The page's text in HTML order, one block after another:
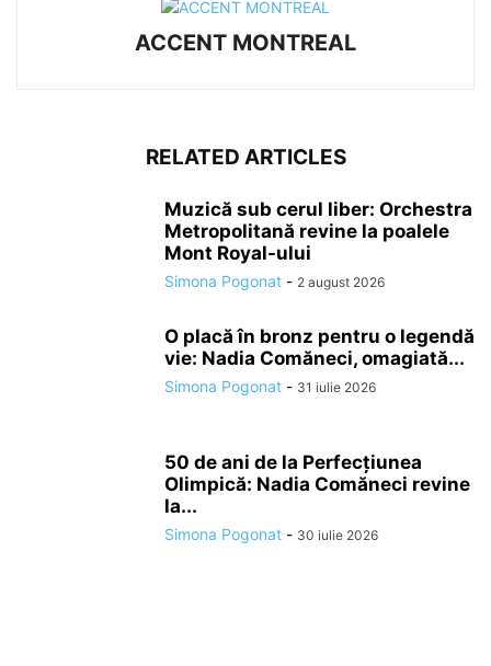
ACCENT MONTREAL
RELATED ARTICLES
Muzică sub cerul liber: Orchestra
Metropolitană revine la poalele
Mont Royal-ului
Simona Pogonat - 2 august 2026
O placă în bronz pentru o legendă
vie: Nadia Comăneci, omagiată...
Simona Pogonat - 31 iulie 2026
50 de ani de la Perfecțiunea
Olimpică: Nadia Comăneci revine
la...
Simona Pogonat - 30 iulie 2026